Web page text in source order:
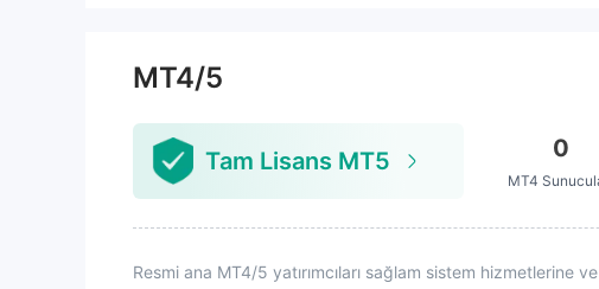
MT4/5
Tam Lisans MT5 0
MT4
Resmi ana MT4/5 yatırımcıları sağlam sistem